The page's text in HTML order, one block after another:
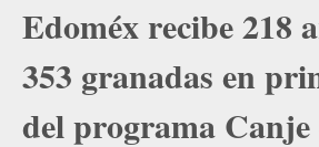
Edoméx recibe 218
353 granadas en
del programa